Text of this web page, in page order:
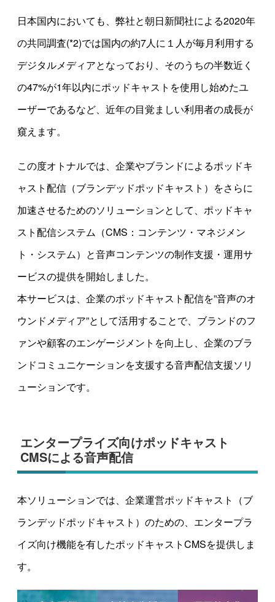
日本国内においても、弊社と朝日新聞社による2020年
の共同調査(*2)では国内の約7人に１人が毎月利用する
デジタルメディアとなっており、そのうちの半数近く
の47%が1年以内にポッドキャストを使用し始めたユ
ーザーであるなど、近年の目覚ましい利用者の成長が
窺えます。
この度オトナルでは、企業やブランドによるポッドキ
ャスト配信（ブランデッドポッドキャスト）をさらに
加速させるためのソリューションとして、ポッドキャ
スト配信システム（CMS：コンテンツ・マネジメン
ト・システム）と音声コンテンツの制作支援・運用サ
ービスの提供を開始しました。
本サービスは、企業のポッドキャスト配信を”音声のオ
ウンドメディア”として活用することで、ブランドのフ
ァンや顧客のエンゲージメントを向上し、企業のブラ
ンドコミュニケーションを支援する音声配信支援ソリ
ューションです。
エンタープライズ向けポッドキャスト
CMSによる音声配信
本ソリューションでは、企業運営ポッドキャスト（ブ
ランデッドポッドキャスト）のための、エンタープラ
イズ向け機能を有したポッドキャストCMSを提供しま
す。